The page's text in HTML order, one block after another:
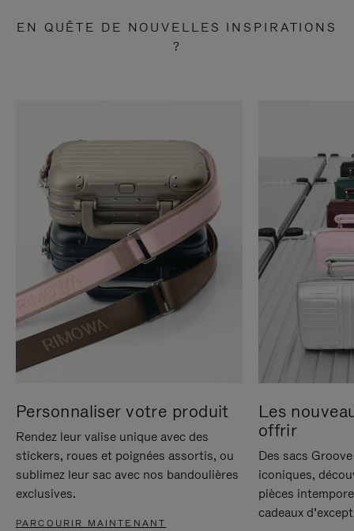
EN QUÊTE DE NOUVELLES INSPIRATIONS
?
Personnaliser votre produit
Rendez leur valise unique avec des
stickers, roues et poignées assortis, ou
sublimez leur sac avec nos bandoulières
exclusives.
PARCOURIR MAINTENANT
Les
offrir
Des sacs
iconiques,
pièces
cadeaux